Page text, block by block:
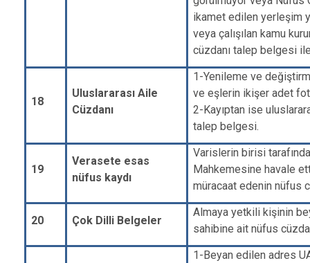
ikamet edilen yerleşim
veya çalışılan kamu
cüzdanı talep belgesi
18
Uluslararası Aile
Cüzdanı
1-Yenileme ve
ve eşlerin ikişer adet
2-Kayıptan ise
talep belgesi.
19
Verasete esas
nüfus kaydı
Varislerin birisi
Mahkemesine havale
müracaat edenin nüfus
20 Çok Dilli Belgeler
Almaya yetkili kişinin
sahibine ait nüfus
1-Beyan edilen adres